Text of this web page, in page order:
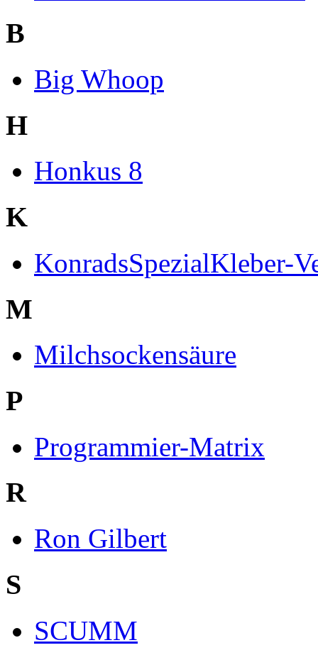
B
Big Whoop
H
Honkus 8
K
KonradsSpezialKleber-
M
Milchsockensäure
P
Programmier-Matrix
R
Ron Gilbert
S
SCUMM